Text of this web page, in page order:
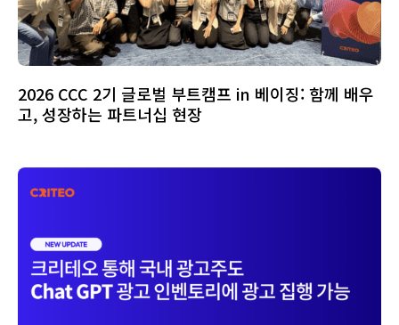
2026 CCC 2기 글로벌 부트캠프 in 베이징: 함께 배우
고, 성장하는 파트너십 현장